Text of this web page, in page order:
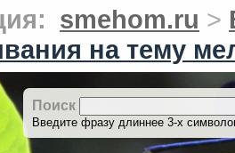
smehom.ru >
на тему
Поиск
Введите фразу длиннее 3-х